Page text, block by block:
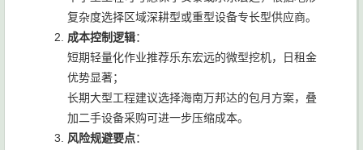
复杂度选择区域深耕型或重型设备专长型供应商。
成本控制逻辑：
短期轻量化作业推荐乐东宏远的微型挖机，日租金
优势显著；
长期大型工程建议选择海南万邦达的包月方案，叠
加二手设备采购可进一步压缩成本。
风险规避要点：